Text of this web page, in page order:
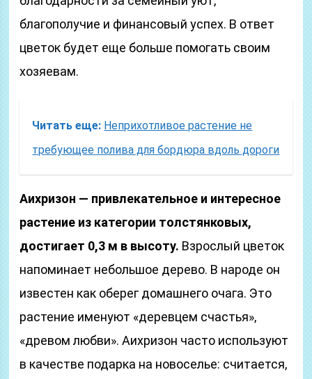
благополучие и финансовый успех. В ответ
цветок будет еще больше помогать своим
хозяевам.
Читать еще: Неприхотливое растение не
требующее полива для бордюра вдоль дороги
Аихризон — привлекательное и интересное
растение из категории толстянковых,
достигает 0,3 м в высоту. Взрослый цветок
напоминает небольшое дерево. В народе он
известен как оберег домашнего очага. Это
растение именуют «деревцем счастья»,
«древом любви». Аихризон часто используют
в качестве подарка на новоселье: считается,